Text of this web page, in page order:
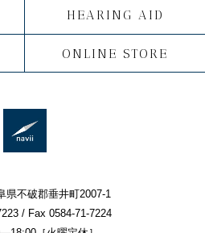
HEARING AID
ONLINE STORE
県不破郡垂井町2007-1
/ Fax 0584-71-7224